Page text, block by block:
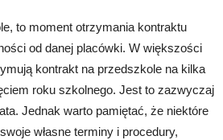
to moment otrzymania kontraktu
od danej placówki. W większości
kontrakt na przedszkole na kilka
roku szkolnego. Jest to zazwyczaj
Jednak warto pamiętać, że niektóre
własne terminy i procedury,